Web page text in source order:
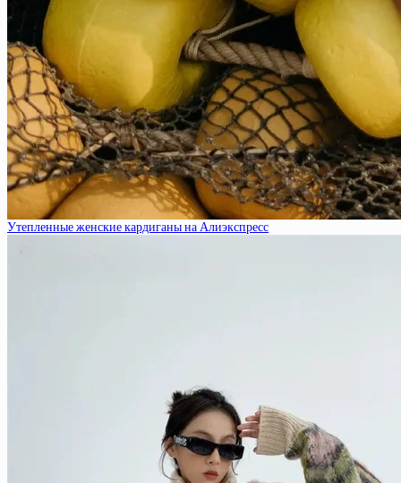
Утепленные женские кардиганы на Алиэкспресс